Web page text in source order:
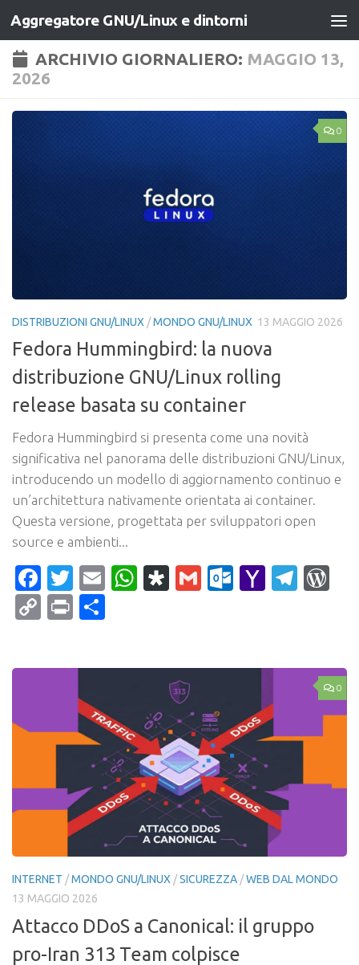
Salta al contenuto
Aggregatore GNU/Linux e dintorni
ARCHIVIO GIORNALIERO: MAGGIO 13,
2026
0
DISTRIBUZIONI GNU/LINUX /MONDO GNU/LINUX 13 MAGGIO 2026
Fedora Hummingbird: la nuova
distribuzione GNU/Linux rolling
release basata su container
Fedora Hummingbird si presenta come una novità
significativa nel panorama delle distribuzioni GNU/Linux,
introducendo un modello di aggiornamento continuo e
un’architettura nativamente orientata ai container.
Questa versione, progettata per sviluppatori open
source e ambienti...
Facebook
Twitter
EmailWhatsApp
Diaspora
Gmail Yahoo
CopyPrint
0
INTERNET /MONDO GNU/LINUX /SICUREZZA /WEB DAL MONDO
13 MAGGIO 2026
Attacco DDoS a Canonical: il gruppo
pro-Iran 313 Team colpisce